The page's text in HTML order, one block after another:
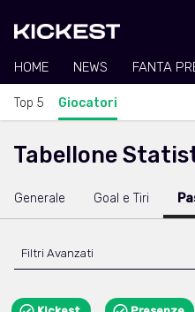
HOME NEWS FANTA
Top 5 Giocatori
Tabellone
Generale Goal e Tiri
Filtri Avanzati